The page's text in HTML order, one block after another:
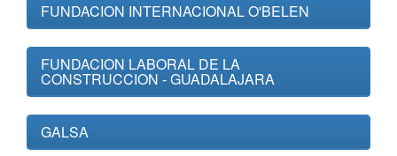
FUNDACION INTERNACIONAL O'BELEN
FUNDACION LABORAL DE LA
CONSTRUCCION - GUADALAJARA
GALSA